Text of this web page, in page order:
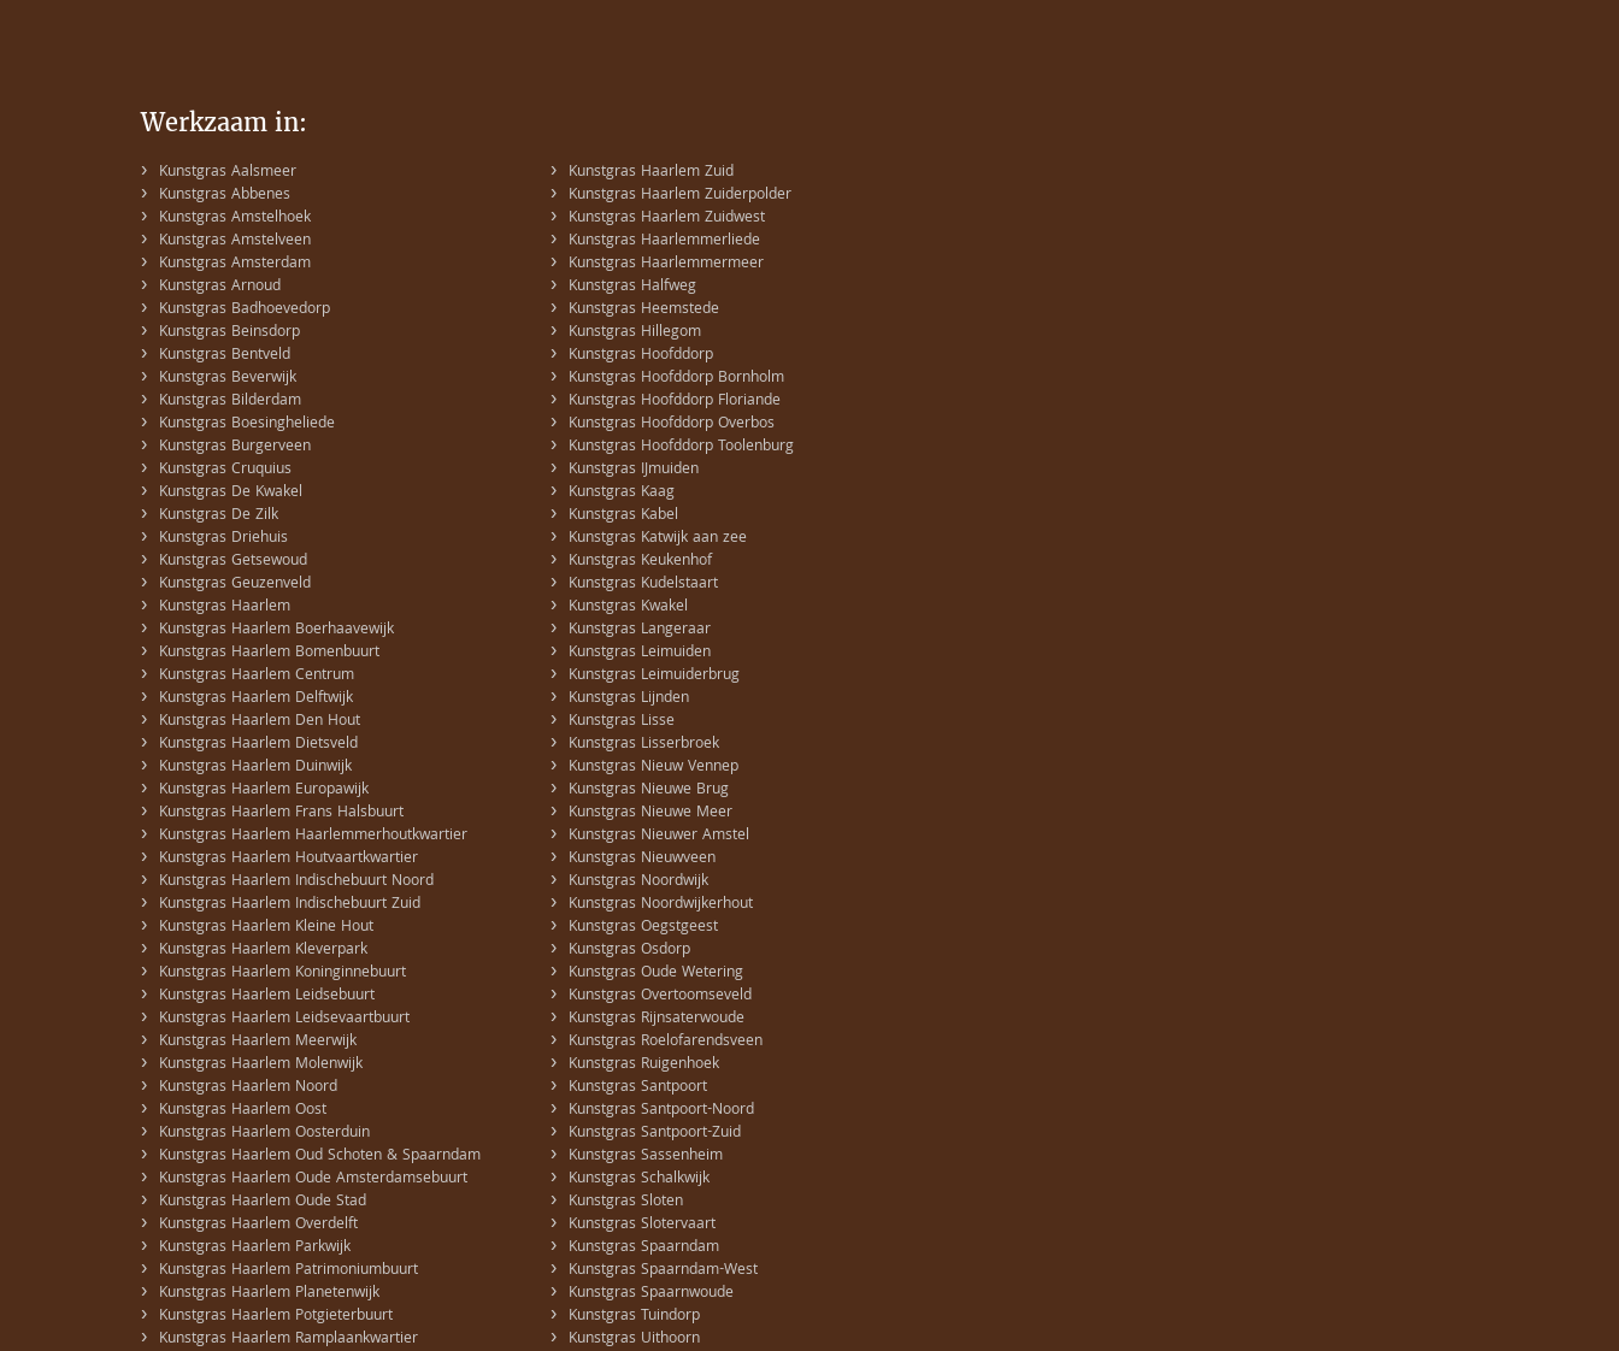
Werkzaam in:
› Kunstgras Aalsmeer
› Kunstgras Abbenes
› Kunstgras Amstelhoek
› Kunstgras Amstelveen
› Kunstgras Amsterdam
› Kunstgras Arnoud
› Kunstgras Badhoevedorp
› Kunstgras Beinsdorp
› Kunstgras Bentveld
› Kunstgras Beverwijk
› Kunstgras Bilderdam
› Kunstgras Boesingheliede
› Kunstgras Burgerveen
› Kunstgras Cruquius
› Kunstgras De Kwakel
› Kunstgras De Zilk
› Kunstgras Driehuis
› Kunstgras Getsewoud
› Kunstgras Geuzenveld
› Kunstgras Haarlem
› Kunstgras Haarlem Boerhaavewijk
› Kunstgras Haarlem Bomenbuurt
› Kunstgras Haarlem Centrum
› Kunstgras Haarlem Delftwijk
› Kunstgras Haarlem Den Hout
› Kunstgras Haarlem Dietsveld
› Kunstgras Haarlem Duinwijk
› Kunstgras Haarlem Europawijk
› Kunstgras Haarlem Frans Halsbuurt
› Kunstgras Haarlem Haarlemmerhoutkwartier
› Kunstgras Haarlem Houtvaartkwartier
› Kunstgras Haarlem Indischebuurt Noord
› Kunstgras Haarlem Indischebuurt Zuid
› Kunstgras Haarlem Kleine Hout
› Kunstgras Haarlem Kleverpark
› Kunstgras Haarlem Koninginnebuurt
› Kunstgras Haarlem Leidsebuurt
› Kunstgras Haarlem Leidsevaartbuurt
› Kunstgras Haarlem Meerwijk
› Kunstgras Haarlem Molenwijk
› Kunstgras Haarlem Noord
› Kunstgras Haarlem Oost
› Kunstgras Haarlem Oosterduin
› Kunstgras Haarlem Oud Schoten & Spaarndam
› Kunstgras Haarlem Oude Amsterdamsebuurt
› Kunstgras Haarlem Oude Stad
› Kunstgras Haarlem Overdelft
› Kunstgras Haarlem Parkwijk
› Kunstgras Haarlem Patrimoniumbuurt
› Kunstgras Haarlem Planetenwijk
› Kunstgras Haarlem Potgieterbuurt
› Kunstgras Haarlem Ramplaankwartier
› Kunstgras Haarlem Zuid
› Kunstgras Haarlem Zuiderpolder
› Kunstgras Haarlem Zuidwest
› Kunstgras Haarlemmerliede
› Kunstgras Haarlemmermeer
› Kunstgras Halfweg
› Kunstgras Heemstede
› Kunstgras Hillegom
› Kunstgras Hoofddorp
› Kunstgras Hoofddorp Bornholm
› Kunstgras Hoofddorp Floriande
› Kunstgras Hoofddorp Overbos
› Kunstgras Hoofddorp Toolenburg
› Kunstgras IJmuiden
› Kunstgras Kaag
› Kunstgras Kabel
› Kunstgras Katwijk aan zee
› Kunstgras Keukenhof
› Kunstgras Kudelstaart
› Kunstgras Kwakel
› Kunstgras Langeraar
› Kunstgras Leimuiden
› Kunstgras Leimuiderbrug
› Kunstgras Lijnden
› Kunstgras Lisse
› Kunstgras Lisserbroek
› Kunstgras Nieuw Vennep
› Kunstgras Nieuwe Brug
› Kunstgras Nieuwe Meer
› Kunstgras Nieuwer Amstel
› Kunstgras Nieuwveen
› Kunstgras Noordwijk
› Kunstgras Noordwijkerhout
› Kunstgras Oegstgeest
› Kunstgras Osdorp
› Kunstgras Oude Wetering
› Kunstgras Overtoomseveld
› Kunstgras Rijnsaterwoude
› Kunstgras Roelofarendsveen
› Kunstgras Ruigenhoek
› Kunstgras Santpoort
› Kunstgras Santpoort-Noord
› Kunstgras Santpoort-Zuid
› Kunstgras Sassenheim
› Kunstgras Schalkwijk
› Kunstgras Sloten
› Kunstgras Slotervaart
› Kunstgras Spaarndam
› Kunstgras Spaarndam-West
› Kunstgras Spaarnwoude
› Kunstgras Tuindorp
› Kunstgras Uithoorn